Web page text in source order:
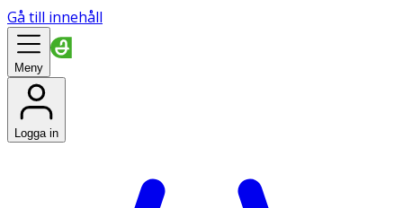
Gå till innehåll
Meny
Logga in